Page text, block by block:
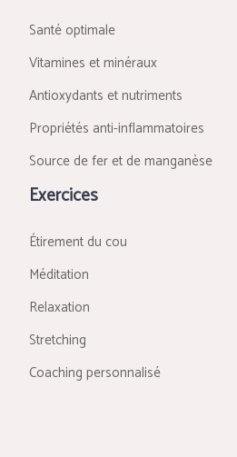
Santé optimale
Vitamines et minéraux
Antioxydants et nutriments
Propriétés anti-inflammatoires
Source de fer et de manganèse
Exercices
Étirement du cou
Méditation
Relaxation
Stretching
Coaching personnalisé